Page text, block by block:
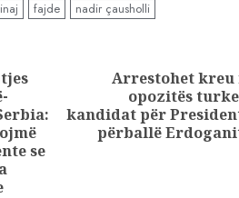
të Nadir
Martinaj: S’është
fajde nadir çausholli
Previous
se
post:
Arrestohet kreu
opozitës
kandidat për
përballë